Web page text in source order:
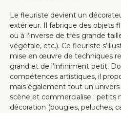
Le fleuriste devient un
extérieur. Il fabrique des objets
ou à l’inverse de très grande
végétale, etc.). Ce fleuriste
mise en œuvre de techniques
grand et de l’infiniment petit.
compétences artistiques, il
mais également tout un univers
scène et commercialise : petits
décoration (bougies, peluches,